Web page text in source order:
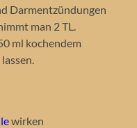
Darmentzündungen
man 2 TL.
ml kochendem
wirken